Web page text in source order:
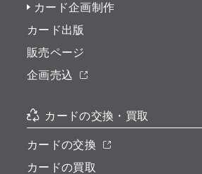
カード企画制作
カード出版
販売ページ
企画売込
カードの交換・買取
カードの交換
カードの買取